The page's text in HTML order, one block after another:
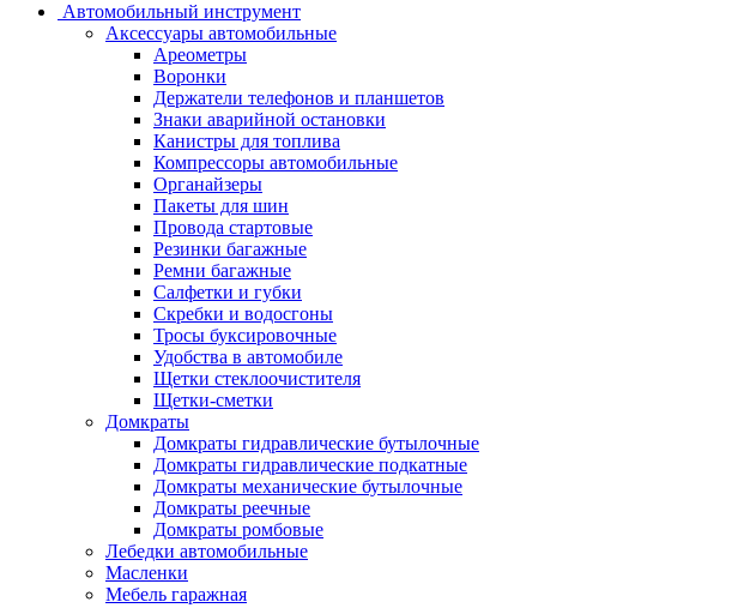
Автомобильный инструмент
Аксессуары автомобильные
Ареометры
Воронки
Держатели телефонов и планшетов
Знаки аварийной остановки
Канистры для топлива
Компрессоры автомобильные
Органайзеры
Пакеты для шин
Провода стартовые
Резинки багажные
Ремни багажные
Салфетки и губки
Скребки и водосгоны
Тросы буксировочные
Удобства в автомобиле
Щетки стеклоочистителя
Щетки-сметки
Домкраты
Домкраты гидравлические бутылочные
Домкраты гидравлические подкатные
Домкраты механические бутылочные
Домкраты реечные
Домкраты ромбовые
Лебедки автомобильные
Масленки
Мебель гаражная